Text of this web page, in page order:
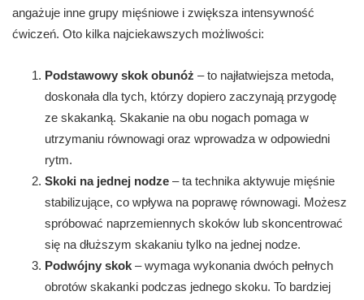
angażuje inne grupy mięśniowe i zwiększa intensywność
ćwiczeń. Oto kilka najciekawszych możliwości:
Podstawowy skok obunóż – to najłatwiejsza metoda,
doskonała dla tych, którzy dopiero zaczynają przygodę
ze skakanką. Skakanie na obu nogach pomaga w
utrzymaniu równowagi oraz wprowadza w odpowiedni
rytm.
Skoki na jednej nodze – ta technika aktywuje mięśnie
stabilizujące, co wpływa na poprawę równowagi. Możesz
spróbować naprzemiennych skoków lub skoncentrować
się na dłuższym skakaniu tylko na jednej nodze.
Podwójny skok – wymaga wykonania dwóch pełnych
obrotów skakanki podczas jednego skoku. To bardziej